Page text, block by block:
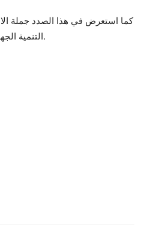
كما استعرض في هذا الصدد جملة
التنمية الجهوية وتحقيق تطلعات الشباب وخاصة حاملي الشهائد العليا إلى الشغل والكرامة.